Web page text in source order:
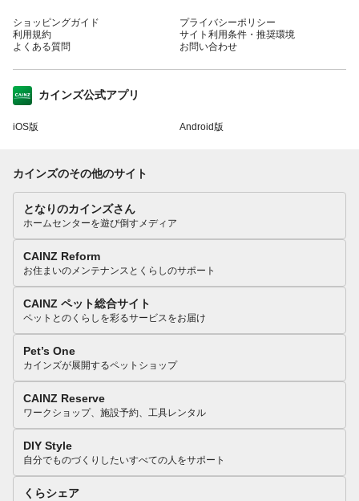
ショッピングガイド
利用規約
よくある質問
プライバシーポリシー
サイト利用条件・推奨環境
お問い合わせ
カインズ公式アプリ
iOS版 Android版
カインズのその他のサイト
となりのカインズさん
ホームセンターを遊び倒すメディア
CAINZ Reform
お住まいのメンテナンスとくらしのサポート
CAINZ ペット総合サイト
ペットとのくらしを彩るサービスをお届け
Pet’s One
カインズが展開するペットショップ
CAINZ Reserve
ワークショップ、施設予約、工具レンタル
DIY Style
自分でものづくりしたいすべての人をサポート
くらシェア